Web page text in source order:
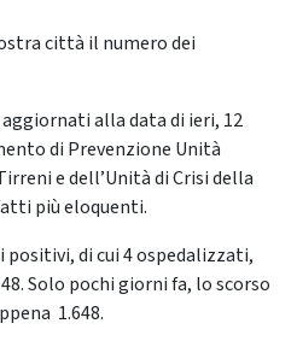
città il numero dei
alla data di ieri, 12
di Prevenzione Unità
e dell’Unità di Crisi della
più eloquenti.
di cui 4 ospedalizzati,
Solo pochi giorni fa, lo scorso
1.648.